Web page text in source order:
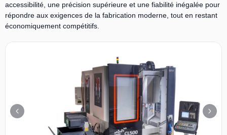
accessibilité, une précision supérieure et une fiabilité inégalée pour
répondre aux exigences de la fabrication moderne, tout en restant
économiquement compétitifs.